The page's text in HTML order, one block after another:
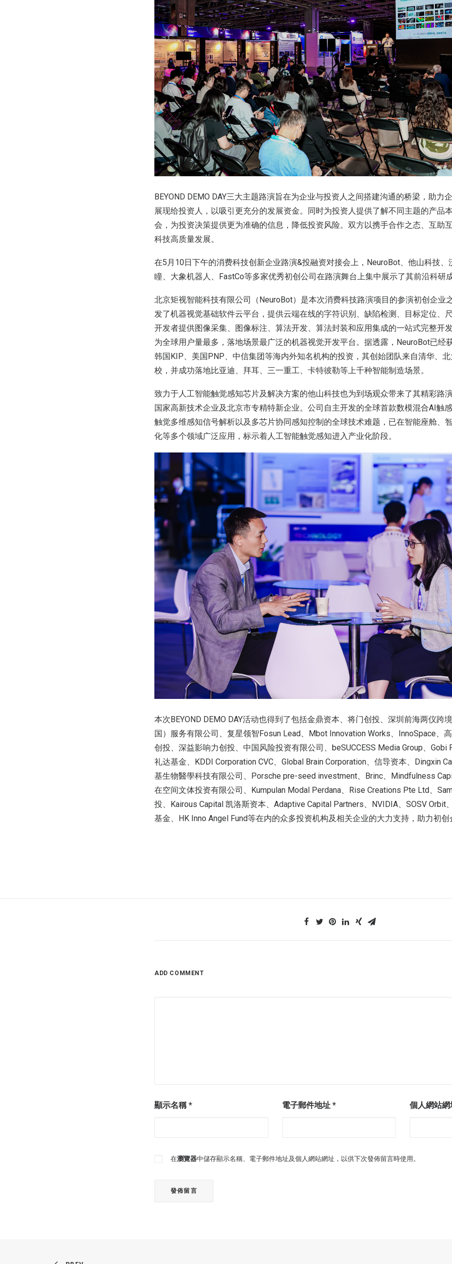
BEYOND DEMO DAY三大主题路演旨在为企业与投资人之间搭建沟通的桥梁，助力
展现给投资人，以吸引更充分的发展资金。同时为投资人提供了解不同主题的产品
会，为投资决策提供更为准确的信息，降低投资风险。双方以携手合作之态、互助
科技高质量发展。
在5月10日下午的消费科技创新企业路演&投融资对接会上，NeuroBot、他山科技、
瞳、大象机器人、FastCo等多家优秀初创公司在路演舞台上集中展示了其前沿科研
北京矩视智能科技有限公司（NeuroBot）是本次消费科技路演项目的参演初创企业
发了机器视觉基础软件云平台，提供云端在线的字符识别、缺陷检测、目标定位、
开发者提供图像采集、图像标注、算法开发、算法封装和应用集成的一站式完整开
为全球用户量最多，落地场景最广泛的机器视觉开发平台。据透露，NeuroBot已经
韩国KIP、美国PNP、中信集团等海内外知名机构的投资，其创始团队来自清华、
校，并成功落地比亚迪、拜耳、三一重工、卡特彼勒等上千种智能制造场景。
致力于人工智能触觉感知芯片及解决方案的他山科技也为到场观众带来了其精彩路
国家高新技术企业及北京市专精特新企业。公司自主开发的全球首款数模混合AI触
触觉多维感知信号解析以及多芯片协同感知控制的全球技术难题，已在智能座舱、
化等多个领域广泛应用，标示着人工智能触觉感知进入产业化阶段。
本次 BEYOND DEMO DAY活动也得到了包括金鼎资本、将门创投、深圳前海两仪跨
国）服务有限公司、复星领智 Fosun Lead 、 Mbot Innovation Works、 InnoSpace、
创投、深益影响力创投、中国风险投资有限公司、
beSUCCESS Media Group、 Gobi
礼达基金、
KDDI Corporation CVC、 Global Brain Corporation、信导资本、
Dingxin
基生物醫學科技有限公司、
Porsche pre-seed investment、 Brinc、
Mindfulness
在空间文体投资有限公司、
Kumpulan Modal Perdana、 Rise Creations Pte Ltd 、
投、
Kairous Capital 凯洛斯资本、 Adaptive Capital Partners、 NVIDIA、 SOSV Orbit
基金、
HK Inno Angel Fund等在内的众多投资机构及相关企业的大力支持，助力初
ADD COMMENT
顯示名稱 * 電子郵件地址 * 個人網站網
在瀏覽器中儲存顯示名稱、電子郵件地址及個人網站網址，以供下次發佈留言時使用。